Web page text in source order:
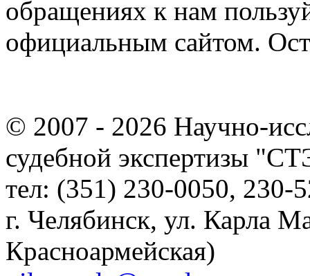
обращениях к нам
официальным сайтом.
© 2007 - 2026 Научно-
судебной экспертизы
тел: (351) 230-0050, 230-
г. Челябинск, ул. Карла
Красноармейская)